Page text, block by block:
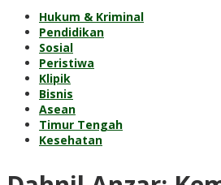
Hukum & Kriminal
Pendidikan
Sosial
Peristiwa
Klipik
Bisnis
Asean
Timur Tengah
Kesehatan